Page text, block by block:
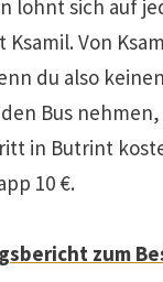
lohnt sich auf
Ksamil. Von
du also
Bus
in Butrint
10 €.
zum